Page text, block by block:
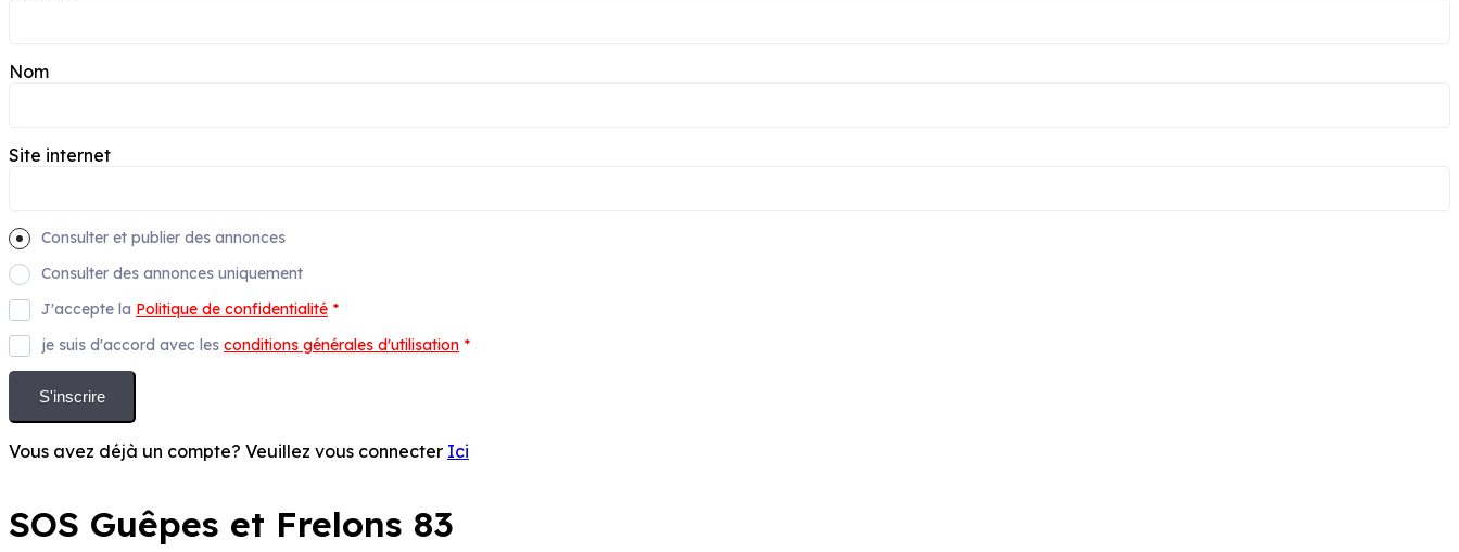
Nom
Site internet
Consulter et publier des annonces
Consulter des annonces uniquement
J'accepte la Politique de confidentialité *
je suis d'accord avec les conditions générales d'utilisation *
S'inscrire
Vous avez déjà un compte? Veuillez vous connecter Ici
SOS Guêpes et Frelons 83